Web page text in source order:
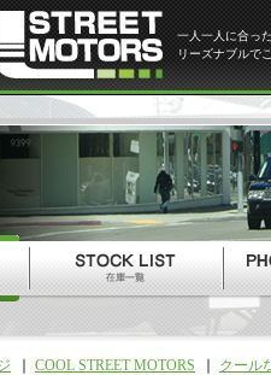
一人一人に合っ
リーズナブルで
COOL STREET MOTORS クール